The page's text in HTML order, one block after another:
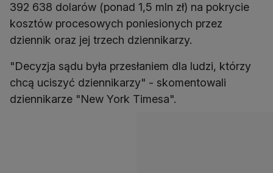
392 638 dolarów (ponad 1,5 mln zł) na pokrycie
kosztów procesowych poniesionych przez
dziennik oraz jej trzech dziennikarzy.
"Decyzja sądu była przesłaniem dla ludzi, którzy
chcą uciszyć dziennikarzy" - skomentowali
dziennikarze "New York Timesa".